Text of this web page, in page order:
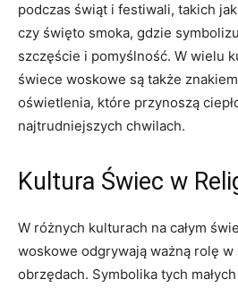
podczas świąt i ⁢festiwali, takich
czy ⁢święto smoka, gdzie
szczęście i pomyślność. W wielu
świece woskowe⁣ są także
oświetlenia, które przynoszą
najtrudniejszych chwilach.
Kultura ⁣Świec w
W różnych kulturach na całym
woskowe odgrywają ważną rolę
obrzędach. Symbolika tych małych